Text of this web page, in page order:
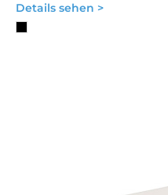
Details sehen >